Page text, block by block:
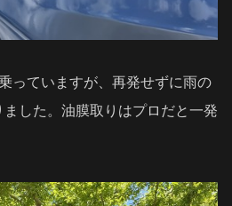
っていますが、再発せずに雨の
した。油膜取りはプロだと一発